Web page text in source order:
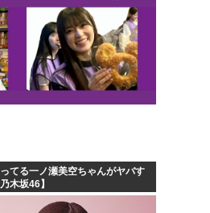
海外「日本なんて行くんじ
てる一ノ瀬美空ちゃんがヤバす
木坂46】